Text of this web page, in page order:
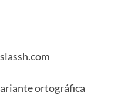
ortográfica